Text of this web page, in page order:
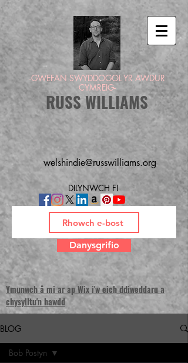
-GWEFAN SWYDDOGOL YR AWDUR
CYMREIG-
RUSS WILLIAMS
welshindie@russwilliams.org
DILYNWCH FI
Danysgrifio
Ymunwch â mi ar ap Wix i'w eich ddiweddaru a
chysylltu'n hawdd
BLOG
Bob Postyn